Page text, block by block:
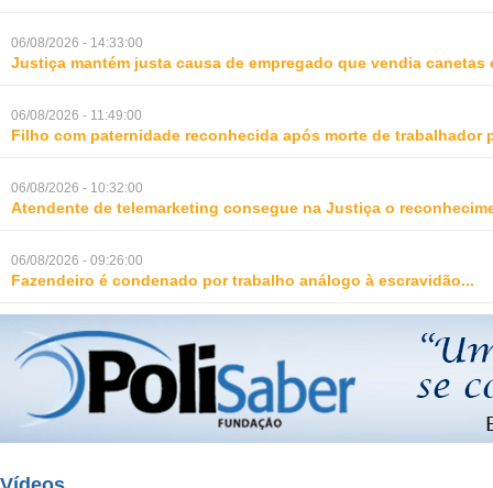
06/08/2026 - 14:33:00
Justiça mantém justa causa de empregado que vendia canetas
06/08/2026 - 11:49:00
Filho com paternidade reconhecida após morte de trabalhador
06/08/2026 - 10:32:00
Atendente de telemarketing consegue na Justiça o
06/08/2026 - 09:26:00
Fazendeiro é condenado por trabalho análogo à escravidão...